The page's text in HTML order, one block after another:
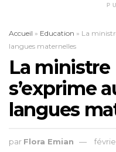
Accueil » Education » La
langues maternelles
La ministre
s’exprime
langues
par Flora Emian